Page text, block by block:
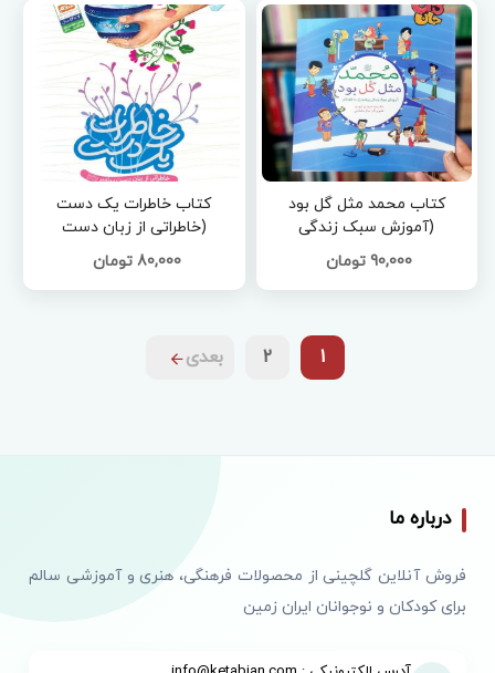
کتاب محمد مثل گل بود
(آموزش سبک زندگی
پیامبر(ص) به کودکان)
90,000 تومان
کتاب خاطرات یک دست
(خاطراتی از زبان دست
پیامبر(ص))
80,000 تومان
1
2 بعدی
درباره ما
فروش آنلاین گلچینی از محصولات فرهنگی، هنری و آموزشی سالم
برای کودکان و نوجوانان ایران زمین